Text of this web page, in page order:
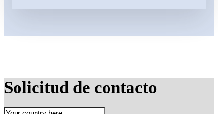
Solicitud de contacto